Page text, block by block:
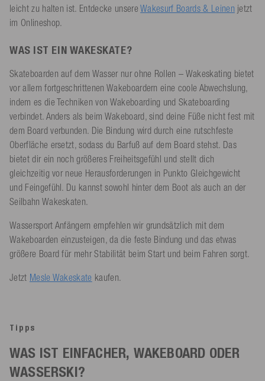
leicht zu halten ist. Entdecke unsereWakesurf Boards & Leinen jetzt
im Onlineshop.
WAS IST EIN WAKESKATE?
Skateboarden auf dem Wasser nur ohne Rollen – Wakeskating bietet
vor allem fortgeschrittenen Wakeboardern eine coole Abwechslung,
indem es die Techniken von Wakeboarding und Skateboarding
verbindet. Anders als beim Wakeboard, sind deine Füße nicht fest mit
dem Board verbunden. Die Bindung wird durch eine rutschfeste
Oberfläche ersetzt, sodass du Barfuß auf dem Board stehst. Das
bietet dir ein noch größeres Freiheitsgefühl und stellt dich
gleichzeitig vor neue Herausforderungen in Punkto Gleichgewicht
und Feingefühl. Du kannst sowohl hinter dem Boot als auch an der
Seilbahn Wakeskaten.
Wassersport Anfängern empfehlen wir grundsätzlich mit dem
Wakeboarden einzusteigen, da die feste Bindung und das etwas
größere Board für mehr Stabilität beim Start und beim Fahren sorgt.
Jetzt Mesle Wakeskate kaufen.
Tipps
WAS IST EINFACHER, WAKEBOARD ODER
WASSERSKI?